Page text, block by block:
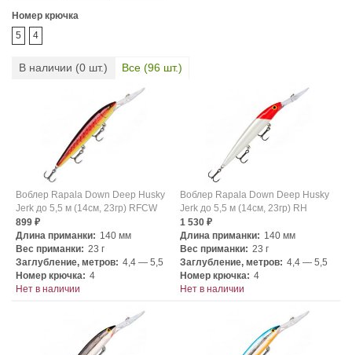
Номер крючка
5
4
В наличии (0 шт.) Все (96 шт.)
Воблер Rapala Down Deep Husky
Jerk до 5,5 м (14см, 23гр) RFCW
899 ₽
Длина приманки: 140 мм
Вес приманки: 23 г
Заглубление, метров: 4,4 — 5,5
Номер крючка: 4
Нет в наличии
Воблер Rapala Down Deep Husky
Jerk до 5,5 м (14см, 23гр) RH
1 530 ₽
Длина приманки: 140 мм
Вес приманки: 23 г
Заглубление, метров: 4,4 — 5,5
Номер крючка: 4
Нет в наличии